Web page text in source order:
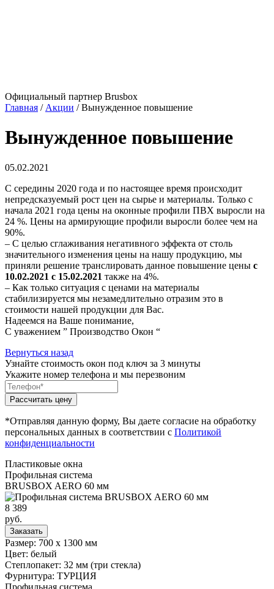
Официальный партнер Brusbox
Главная / Акции /Вынужденное повышение
Вынужденное повышение
05.02.2021
С середины 2020 года и по настоящее время происходит
непредсказуемый рост цен на сырье и материалы. Только с
начала 2021 года цены на оконные профили ПВХ выросли на
24 %. Цены на армирующие профили выросли более чем на
90%.
– С целью сглаживания негативного эффекта от столь
значительного изменения цены на нашу продукцию, мы
приняли решение транслировать данное повышение цены с
10.02.2021 с 15.02.2021 также на 4%.
– Как только ситуация с ценами на материалы
стабилизируется мы незамедлительно отразим это в
стоимости нашей продукции для Вас.
Надеемся на Ваше понимание,
С уважением ” Производство Окон “
Вернуться назад
Узнайте стоимость окон под ключ за 3 минуты
Укажите номер телефона и мы перезвоним
*Отправляя данную форму, Вы даете согласие на обработку
персональных данных в соответствии с Политикой
конфиденциальности
Пластиковые окна
Профильная система
BRUSBOX AERO 60 мм
8 389
руб.
Заказать
Размер: 700 х 1300 мм
Цвет: белый
Степлопакет: 32 мм (три стекла)
Фурнитура: ТУРЦИЯ
Профильная система